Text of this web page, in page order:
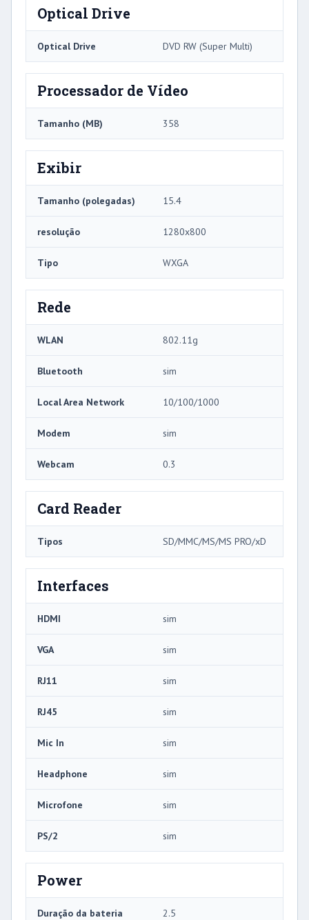
Optical Drive
Optical Drive DVD RW (Super Multi)
Processador de Vídeo
Tamanho (MB) 358
Exibir
Tamanho (polegadas) 15.4
resolução 1280x800
Tipo WXGA
Rede
WLAN 802.11g
Bluetooth sim
Local Area Network 10/100/1000
Modem sim
Webcam 0.3
Card Reader
Tipos SD/MMC/MS/MS PRO/xD
Interfaces
HDMI sim
VGA sim
RJ11 sim
RJ45 sim
Mic In sim
Headphone sim
Microfone sim
PS/2 sim
Power
Duração da bateria
2.5